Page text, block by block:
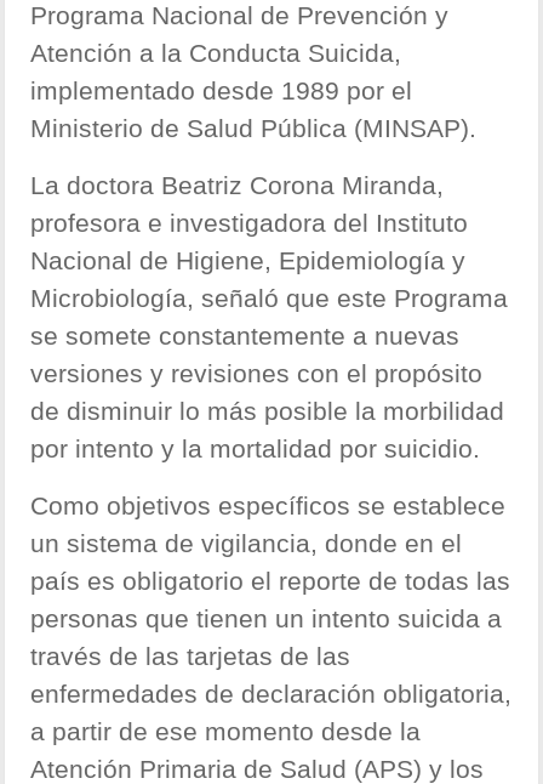
Programa Nacional de Prevención y
Atención a la Conducta Suicida,
implementado desde 1989 por el
Ministerio de Salud Pública (MINSAP).
La doctora Beatriz Corona Miranda,
profesora e investigadora del Instituto
Nacional de Higiene, Epidemiología y
Microbiología, señaló que este Programa
se somete constantemente a nuevas
versiones y revisiones con el propósito
de disminuir lo más posible la morbilidad
por intento y la mortalidad por suicidio.
Como objetivos específicos se establece
un sistema de vigilancia, donde en el
país es obligatorio el reporte de todas las
personas que tienen un intento suicida a
través de las tarjetas de las
enfermedades de declaración obligatoria,
a partir de ese momento desde la
Atención Primaria de Salud (APS) y los